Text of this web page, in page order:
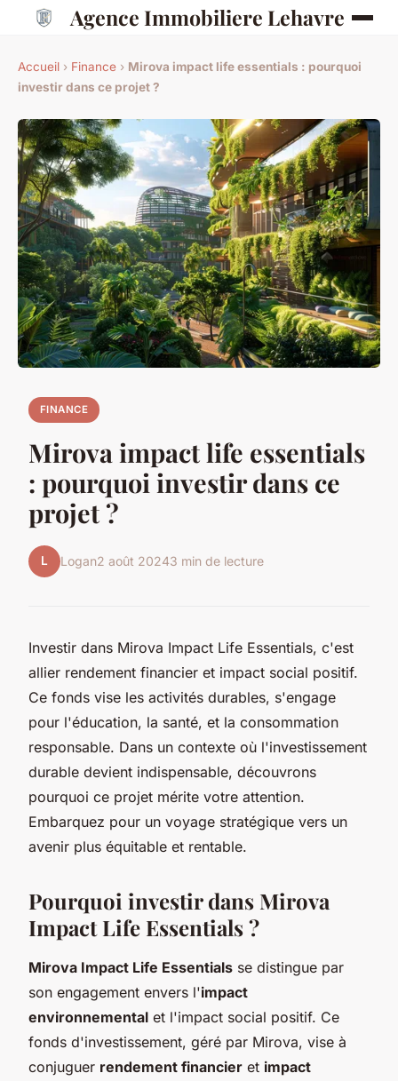
Agence Immobiliere Lehavre
Accueil › Finance › Mirova impact life essentials : pourquoi
investir dans ce projet ?
FINANCE
Mirova impact life essentials
: pourquoi investir dans ce
projet ?
L Logan2 août 20243 min de lecture
Investir dans Mirova Impact Life Essentials, c'est
allier rendement financier et impact social positif.
Ce fonds vise les activités durables, s'engage
pour l'éducation, la santé, et la consommation
responsable. Dans un contexte où l'investissement
durable devient indispensable, découvrons
pourquoi ce projet mérite votre attention.
Embarquez pour un voyage stratégique vers un
avenir plus équitable et rentable.
Pourquoi investir dans Mirova
Impact Life Essentials ?
Mirova Impact Life Essentials se distingue par
son engagement envers l'impact
environnemental et l'impact social positif. Ce
fonds d'investissement, géré par Mirova, vise à
conjuguer rendement financier et impact